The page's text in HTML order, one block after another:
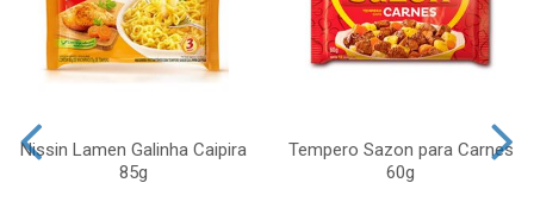
Nissin Lamen Galinha Caipira
85g
Tempero Sazon para Carnes
60g